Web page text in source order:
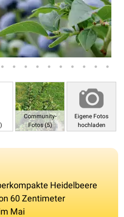
Community-
Fotos (5)
Eigene Fotos
hochladen
Heidelbeere
60 Zentimeter
Mai